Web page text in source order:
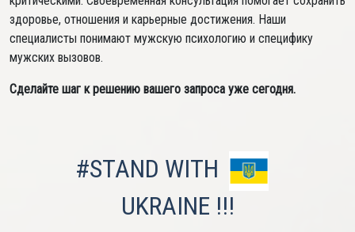
здоровье, отношения и карьерные достижения. Наши
специалисты понимают мужскую психологию и специфику
мужских вызовов.
Сделайте шаг к решению вашего запроса уже сегодня.
#STAND WITH
UKRAINE !!!